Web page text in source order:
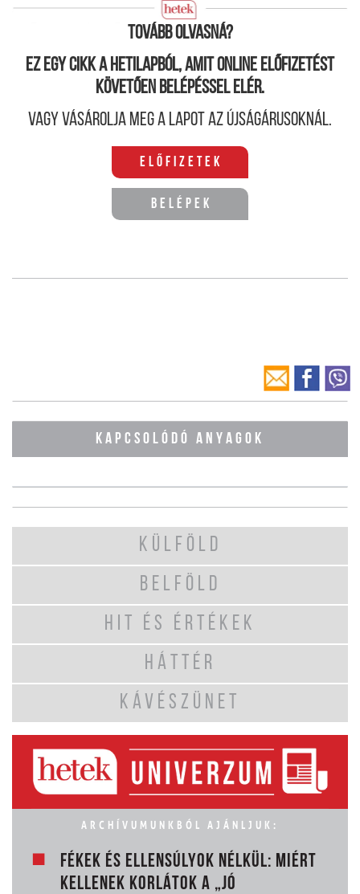
meglevőket pedig az eső lassan elmoshatja.
Tovább olvasná?
Ez egy cikk a hetilapból, amit online előfizetést
követően belépéssel elér.
Vagy vásárolja meg a lapot az újságárusoknál.
Előfizetek
Belépek
KAPCSOLÓDÓ ANYAGOK
KÜLFÖLD
BELFÖLD
HIT ÉS ÉRTÉKEK
HÁTTÉR
KÁVÉSZÜNET
ARCHÍVUMUNKBÓL AJÁNLJUK:
FÉKEK ÉS ELLENSÚLYOK NÉLKÜL: MIÉRT
KELLENEK KORLÁTOK A „JÓ